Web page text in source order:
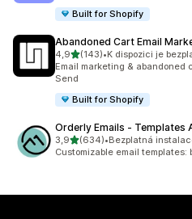
Built for Shopify
Abandoned Cart Email
4,9z 5 hvězd
(143)
Celkový počet recenzí: 143
•K dispozici je
Email marketing & abandoned
Send
Built for Shopify
Orderly Emails ‑ Templates
3,9z 5 hvězd
(634)
Celkový počet recenzí: 634
•Bezplatná
Customizable email templates: